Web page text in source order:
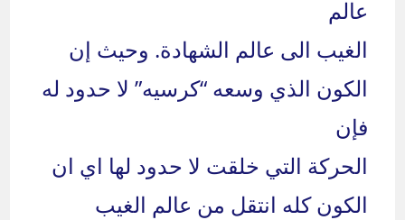
عالم
الغيب الى عالم الشهادة. وحيث إن
الكون الذي وسعه “كرسيه” لا حدود له
فإن
الحركة التي خلقت لا حدود لها اي ان
الكون كله انتقل من عالم الغيب